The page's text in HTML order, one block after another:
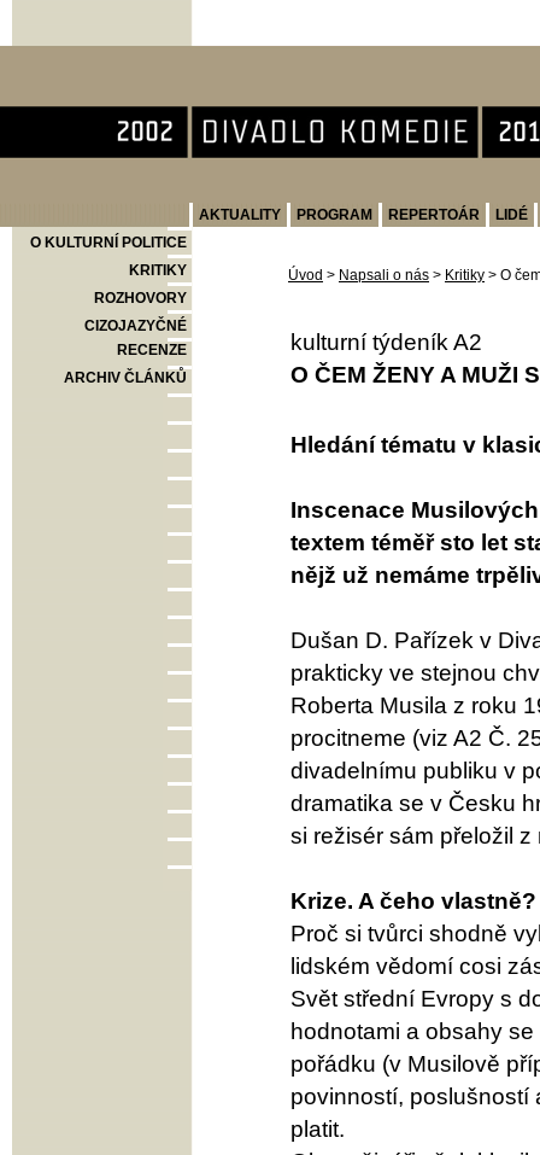
AKTUALITY PROGRAM REPERTOÁR
LIDÉ
O KULTURNÍ POLITICE
KRITIKY
ROZHOVORY
CIZOJAZYČNÉ
RECENZE
ARCHIV ČLÁNKŮ
Úvod > Napsali o nás > Kritiky > O
kulturní týdeník A2
O ČEM ŽENY A MUŽI
Hledání tématu v
Inscenace
textem téměř sto let
nějž už nemáme
Dušan D. Pařízek v
prakticky ve stejnou
Roberta Musila z roku
procitneme (viz A2 Č.
divadelnímu publiku v
dramatika se v Česku
si režisér sám přeložil z
Krize. A čeho vlastně?
Proč si tvůrci shodně
lidském vědomí cosi
Svět střední Evropy s
hodnotami a obsahy
pořádku (v Musilově
povinností, poslušností
platit.